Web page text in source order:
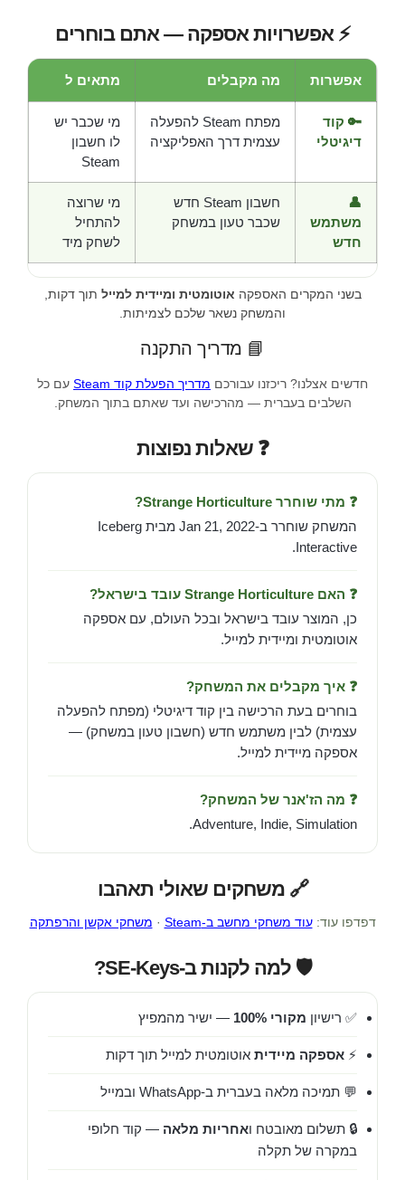
⚡ אפשרויות אספקה — אתם בוחרים
אפשרות מה מקבלים מתאים ל
🔑 קוד
דיגיטלי
מפתח Steam להפעלה
עצמית דרך האפליקציה
מי שכבר יש
לו חשבון
Steam
👤
משתמש
חדש
חשבון Steam חדש
שכבר טעון במשחק
מי שרוצה
להתחיל
לשחק מיד
בשני המקרים האספקה אוטומטית ומיידית למייל תוך דקות,
והמשחק נשאר שלכם לצמיתות.
📘 מדריך התקנה
חדשים אצלנו? ריכזנו עבורכם מדריך הפעלת קוד Steam
עם כל
השלבים בעברית — מהרכישה ועד שאתם בתוך המשחק.
❓ שאלות נפוצות
❓ מתי שוחרר Strange Horticulture?
המשחק שוחרר ב-Jan 21, 2022 מבית Iceberg
Interactive.
❓ האם Strange Horticulture עובד בישראל?
כן, המוצר עובד בישראל ובכל העולם, עם אספקה
אוטומטית ומיידית למייל.
❓ איך מקבלים את המשחק?
בוחרים בעת הרכישה בין קוד דיגיטלי (מפתח להפעלה
עצמית) לבין משתמש חדש (חשבון טעון במשחק) —
אספקה מיידית למייל.
❓ מה הז'אנר של המשחק?
Adventure, Indie, Simulation.
🔗 משחקים שאולי תאהבו
דפדפו עוד:עוד משחקי מחשב ב-Steam · משחקי אקשן והרפתקה
🛡️ למה לקנות ב-SE-Keys?
✅ רישיון מקורי 100% — ישיר מהמפיץ
⚡ אספקה מיידית אוטומטית למייל תוך דקות
💬 תמיכה מלאה בעברית ב-WhatsApp ובמייל
🔒 תשלום מאובטח ואחריות מלאה — קוד חלופי
במקרה של תקלה